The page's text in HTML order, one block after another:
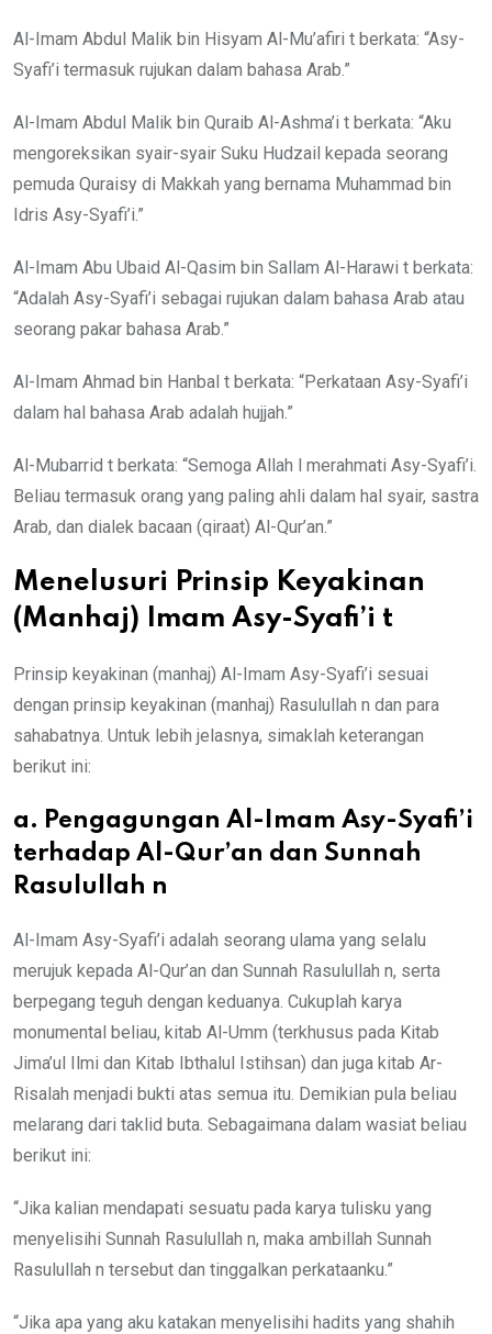
Al-Imam Abdul Malik bin Hisyam Al-Mu’afiri t berkata: “Asy-
Syafi’i termasuk rujukan dalam bahasa Arab.”
Al-Imam Abdul Malik bin Quraib Al-Ashma’i t berkata: “Aku
mengoreksikan syair-syair Suku Hudzail kepada seorang
pemuda Quraisy di Makkah yang bernama Muhammad bin
Idris Asy-Syafi’i.”
Al-Imam Abu Ubaid Al-Qasim bin Sallam Al-Harawi t berkata:
“Adalah Asy-Syafi’i sebagai rujukan dalam bahasa Arab atau
seorang pakar bahasa Arab.”
Al-Imam Ahmad bin Hanbal t berkata: “Perkataan Asy-Syafi’i
dalam hal bahasa Arab adalah hujjah.”
Al-Mubarrid t berkata: “Semoga Allah l merahmati Asy-Syafi’i.
Beliau termasuk orang yang paling ahli dalam hal syair, sastra
Arab, dan dialek bacaan (qiraat) Al-Qur’an.”
Menelusuri Prinsip Keyakinan
(Manhaj) Imam Asy-Syafi’i t
Prinsip keyakinan (manhaj) Al-Imam Asy-Syafi’i sesuai
dengan prinsip keyakinan (manhaj) Rasulullah n dan para
sahabatnya. Untuk lebih jelasnya, simaklah keterangan
berikut ini:
a. Pengagungan Al-Imam Asy-Syafi’i
terhadap Al-Qur’an dan Sunnah
Rasulullah n
Al-Imam Asy-Syafi’i adalah seorang ulama yang selalu
merujuk kepada Al-Qur’an dan Sunnah Rasulullah n, serta
berpegang teguh dengan keduanya. Cukuplah karya
monumental beliau, kitab Al-Umm (terkhusus pada Kitab
Jima’ul Ilmi dan Kitab Ibthalul Istihsan) dan juga kitab Ar-
Risalah menjadi bukti atas semua itu. Demikian pula beliau
melarang dari taklid buta. Sebagaimana dalam wasiat beliau
berikut ini:
“Jika kalian mendapati sesuatu pada karya tulisku yang
menyelisihi Sunnah Rasulullah n, maka ambillah Sunnah
Rasulullah n tersebut dan tinggalkan perkataanku.”
“Jika apa yang aku katakan menyelisihi hadits yang shahih